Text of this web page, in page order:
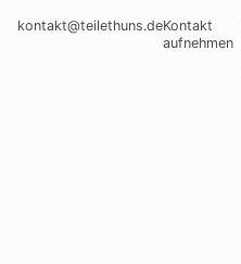
kontakt@teilethuns.deKontakt
aufnehmen